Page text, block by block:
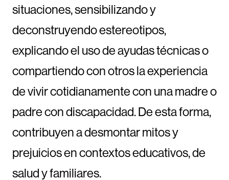
situaciones, sensibilizando y
deconstruyendo estereotipos,
explicando el uso de ayudas técnicas o
compartiendo con otros la experiencia
de vivir cotidianamente con una madre o
padre con discapacidad. De esta forma,
contribuyen a desmontar mitos y
prejuicios en contextos educativos, de
salud y familiares.